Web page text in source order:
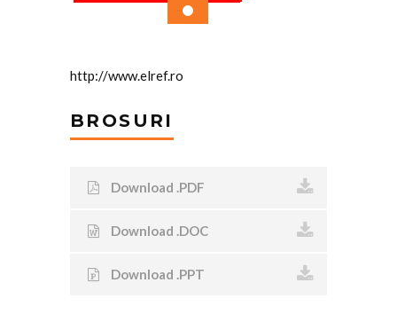
http://www.elref.ro
BROSURI
Download .PDF
Download .DOC
Download .PPT